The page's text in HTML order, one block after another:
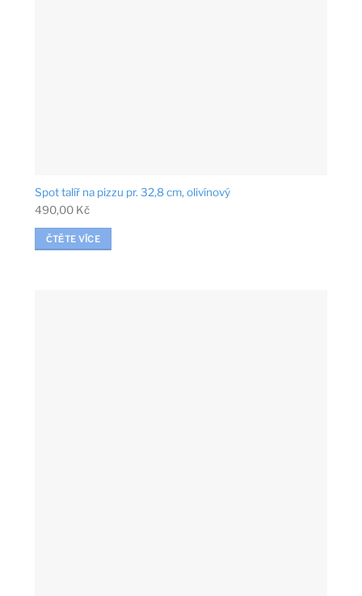
Spot talíř na pizzu pr. 32,8 cm, olivínový
490,00 Kč
ČTĚTE VÍCE